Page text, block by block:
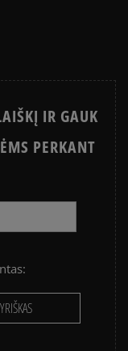
IR GAUK
PERKANT